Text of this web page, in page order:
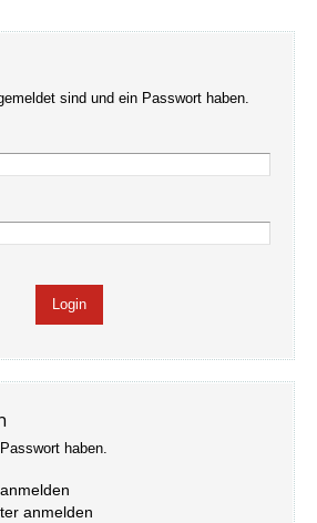
sind und ein Passwort haben.
haben.
anmelden